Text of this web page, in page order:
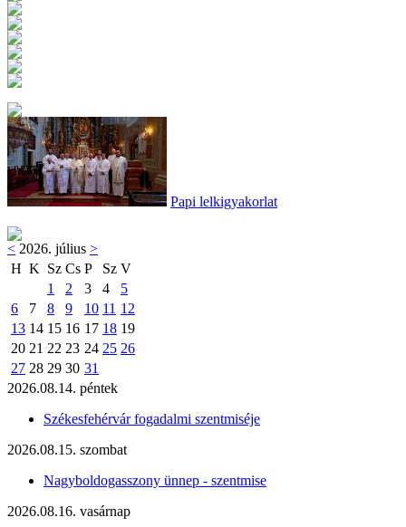
Papi lelkigyakorlat
< 2026. július >
H K Sz Cs P Sz V
1
2 3 4
5
6
7 8 9 10 11 12
13 14 15 16 17 18 19
20 21 22 23 24 25 26
27 28 29 30 31
2026.08.14. péntek
Székesfehérvár fogadalmi szentmiséje
2026.08.15. szombat
Nagyboldogasszony ünnep - szentmise
2026.08.16. vasárnap